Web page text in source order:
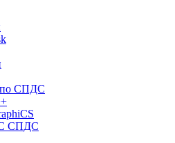
по СПДС
СПДС